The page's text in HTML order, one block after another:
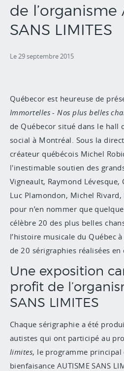
de l’organisme
SANS LIMITES
Le 29 septembre 2015
Québecor est heureuse de
Immortelles - Nos plus belles
de Québecor situé dans le hall
social à Montréal. Sous la
créateur québécois Michel
l'inestimable soutien des
Vigneault, Raymond Lévesque,
Luc Plamondon, Michel
pour n’en nommer que
célèbre 20 des plus belles
l’histoire musicale du Québec
de 20 sérigraphies réalisées
Une exposition
profit de
SANS LIMITES
Chaque sérigraphie a été
autistes qui ont participé au
limites, le programme principal
bienfaisance AUTISME SANS